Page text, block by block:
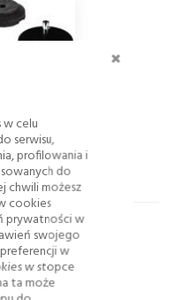
celu
serwisu,
profilowania i
do
chwili możesz
cookies
prywatności w
swojego
w
w stopce
ta może
UNIWERSALNE